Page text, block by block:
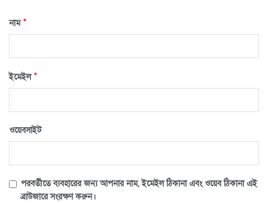
নাম*
ইমেইল*
ওয়েবসাইট
পরবর্তীতে ব্যবহারের জন্য আপনার নাম, ইমেইল ঠিকানা এবং ওয়েব ঠিকানা এই
ব্রাউজারে সংরক্ষণ করুন।